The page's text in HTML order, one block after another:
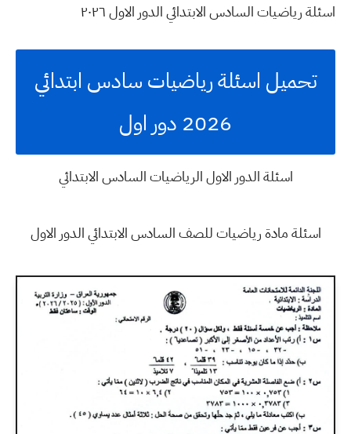
اسئلة رياضيات السادس الابتدائي الدور الاول ٢٠٢٦
تحميل اسئلة رياضيات سادس ابتدائي
2026 دور اول
اسئلة الدور الاول الرياضيات السادس الابتدائي
اسئلة مادة رياضيات للصف السادس الابتدائي الدور الاول